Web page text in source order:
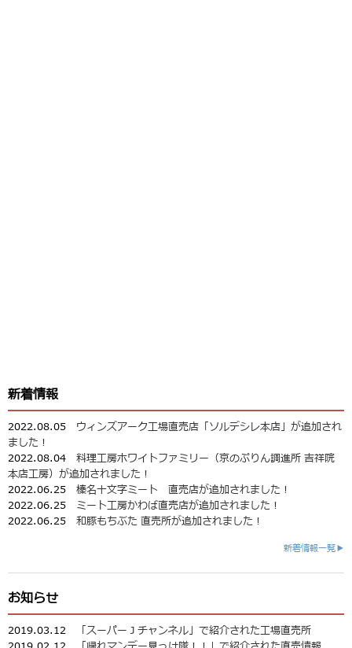
新着情報
2022.08.05 ウィンズアーク工場直売店「ソルデシレ本店」が追加され
ました！
2022.08.04 料理工房ホワイトファミリー（京のぷりん調進所 吉祥院
本店工房）が追加されました！
2022.06.25 榛名十文字ミート 直売店が追加されました！
2022.06.25 ミート工房かわば直売店が追加されました！
2022.06.25 和豚もちぶた 直売所が追加されました！
新着情報一覧▶
お知らせ
2019.03.12
「スーパーＪチャンネル」で紹介された工場直売所